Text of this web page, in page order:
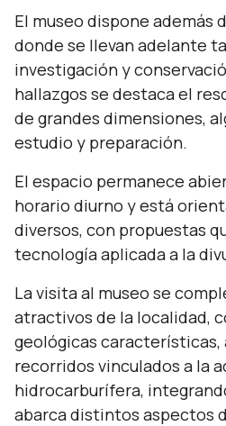
El museo dispone además
donde se llevan adelante
investigación y
hallazgos se destaca el
de grandes dimensiones,
estudio y preparación.
El espacio permanece
horario diurno y está
diversos, con propuestas
tecnología aplicada a la
La visita al museo se
atractivos de la localidad,
geológicas características,
recorridos vinculados a la
hidrocarburífera,
abarca distintos aspectos